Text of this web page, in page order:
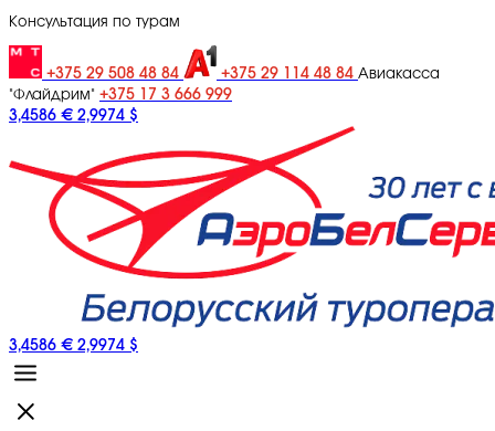
Консультация по турам
+375 29 508 48 84 +375 29 114 48 84 Авиакасса
"Флайдрим" +375 17 3 666 999
3,4586 € 2,9974 $
3,4586 € 2,9974 $